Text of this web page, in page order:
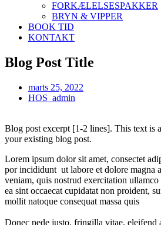
FORKÆLELSESPAKKER
BRYN & VIPPER
BOOK TID
KONTAKT
Blog Post Title
marts 25, 2022
HOS_admin
Blog post excerpt [1-2 lines]. This text is
your existing blog post.
Lorem ipsum dolor sit amet, consectet
por incididunt ut labore et dolore magna
veniam, quis nostrud exercitation
ea sint occaecat cupidatat non proident,
mollit natoque consequat massa quis
Donec pede justo, fringilla vitae, eleifend